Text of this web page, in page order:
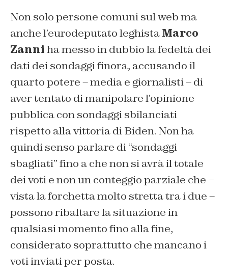
Non solo persone comuni sul web ma
anche l’eurodeputato leghistaMarco
Zanniha messo in dubbio la fedeltà dei
dati dei sondaggi finora, accusando il
quarto potere – media e giornalisti – di
aver tentato di manipolare l’opinione
pubblica con sondaggi sbilanciati
rispetto alla vittoria di Biden. Non ha
quindi senso parlare di “sondaggi
sbagliati” fino a che non si avrà il totale
dei voti e non un conteggio parziale che –
vista la forchetta molto stretta tra i due –
possono ribaltare la situazione in
qualsiasi momento fino alla fine,
considerato soprattutto che mancano i
voti inviati per posta.